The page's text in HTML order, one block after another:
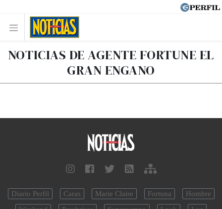
NOTICIAS DE AGENTE FORTUNE EL
GRAN ENGANO
Diario Perfil Caras Marie Claire Fortuna
Hombre